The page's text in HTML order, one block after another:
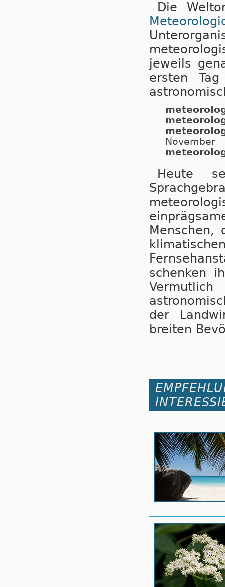
Die
jeweils
ersten
November
Heute
schenken
der
breiten